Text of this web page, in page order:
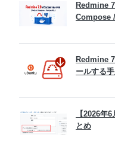
Redmine
Compose
Redmine
ールする
【2026年
とめ